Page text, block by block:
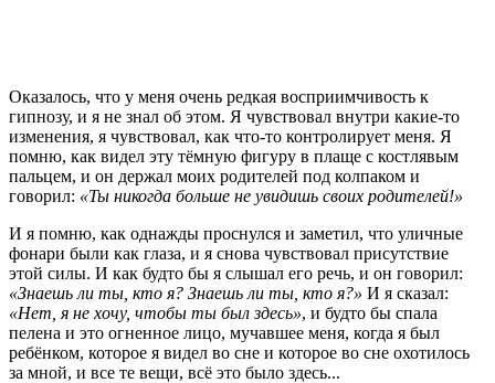
Оказалось, что у меня очень редкая восприимчивость к
гипнозу, и я не знал об этом. Я чувствовал внутри какие-то
изменения, я чувствовал, как что-то контролирует меня. Я
помню, как видел эту тёмную фигуру в плаще с костлявым
пальцем, и он держал моих родителей под колпаком и
говорил: «Ты никогда больше не увидишь своих родителей!»
И я помню, как однажды проснулся и заметил, что уличные
фонари были как глаза, и я снова чувствовал присутствие
этой силы. И как будто бы я слышал его речь, и он говорил:
«Знаешь ли ты, кто я? Знаешь ли ты, кто я?» И я сказал:
«Нет, я не хочу, чтобы ты был здесь», и будто бы спала
пелена и это огненное лицо, мучавшее меня, когда я был
ребёнком, которое я видел во сне и которое во сне охотилось
за мной, и все те вещи, всё это было здесь...